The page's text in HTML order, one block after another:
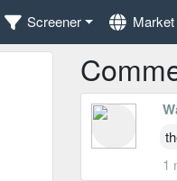
Screener Market
1